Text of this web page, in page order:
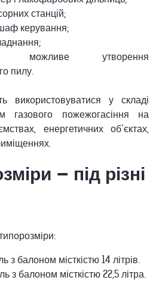
станцій;
керування;
можливе утворення
пилу.
використовуватися у складі
газового пожежогасіння на
енергетичних об’єктах,
— під різні
з балоном місткістю 14 літрів.
з балоном місткістю 22,5 літра.